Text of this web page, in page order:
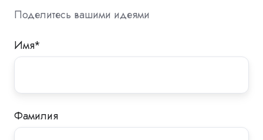
Поделитесь вашими идеями
Имя*
Фамилия